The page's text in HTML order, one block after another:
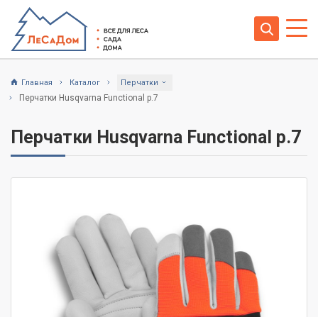
Главная Каталог Перчатки
Перчатки Husqvarna Functional р.7
Перчатки Husqvarna Functional р.7